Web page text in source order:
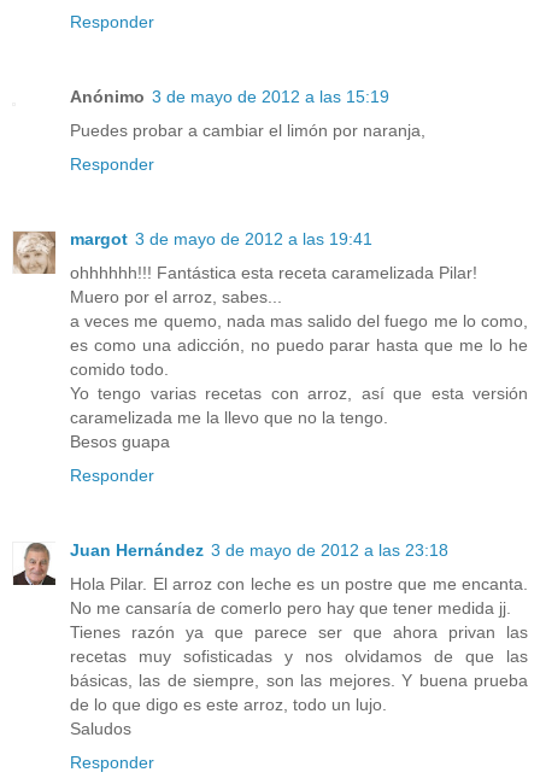
Responder
Anónimo 3 de mayo de 2012 a las 15:19
Puedes probar a cambiar el limón por naranja,
Responder
margot 3 de mayo de 2012 a las 19:41
ohhhhhh!!! Fantástica esta receta caramelizada Pilar!
Muero por el arroz, sabes...
a veces me quemo, nada mas salido del fuego me lo como,
es como una adicción, no puedo parar hasta que me lo he
comido todo.
Yo tengo varias recetas con arroz, así que esta versión
caramelizada me la llevo que no la tengo.
Besos guapa
Responder
Juan Hernández 3 de mayo de 2012 a las 23:18
Hola Pilar. El arroz con leche es un postre que me encanta.
No me cansaría de comerlo pero hay que tener medida jj.
Tienes razón ya que parece ser que ahora privan las
recetas muy sofisticadas y nos olvidamos de que las
básicas, las de siempre, son las mejores. Y buena prueba
de lo que digo es este arroz, todo un lujo.
Saludos
Responder